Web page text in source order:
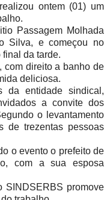
ontem (01) um
Passagem Molhada
Silva, e começou no
da tarde.
com direito a banho de
deliciosa.
da entidade sindical,
a convite dos
o levantamento
de trezentas pessoas
o evento o prefeito de
com a sua esposa
SINDSERBS promove